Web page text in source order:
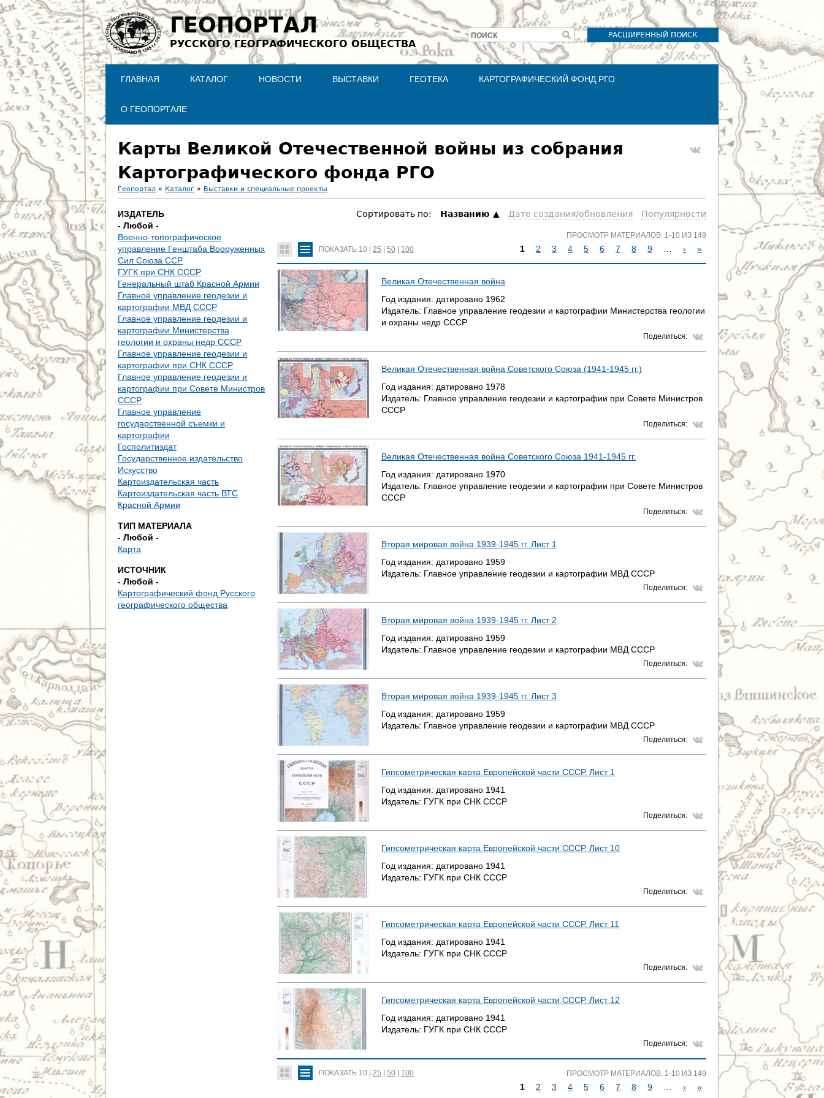
Jump to navigation
ГЕОПОРТАЛ
РУССКОГО ГЕОГРАФИЧЕСКОГО ОБЩЕСТВА
РАСШИРЕННЫЙ ПОИСК
Форма
поиска
ПОИСК
ГЛАВНАЯ КАТАЛОГ НОВОСТИ ВЫСТАВКИ ГЕОТЕКА КАРТОГРАФИЧЕСКИЙ ФОНД РГО
О ГЕОПОРТАЛЕ
Карты Великой Отечественной войны из собрания
Картографического фонда РГО
В
ы
з
д
е
с
ь
Геопортал » Каталог » Выставки и специальные проекты
ИЗДАТЕЛЬ
- Любой -
Военно-топографическое
управление Генштаба Вооруженных
Сил Союза ССР
ГУГК при СНК СССР
Генеральный штаб Красной Армии
Главное управление геодезии и
картографии МВД СССР
Главное управление геодезии и
картографии Министерства
геологии и охраны недр СССР
Главное управление геодезии и
картографии при СНК СССР
Главное управление геодезии и
картографии при Совете Министров
СССР
Главное управление
государственной съемки и
картографии
Госполитиздат
Государственное издательство
Искусство
Картоиздательская часть
Картоиздательская часть ВТС
Красной Армии
ТИП МАТЕРИАЛА
- Любой -
Карта
ИСТОЧНИК
- Любой -
Картографический фонд Русского
географического общества
Сортировать по: Hазванию Дате создания/обновления Популярности
ПОКАЗАТЬ 10 25 50 100
ПРОСМОТР МАТЕРИАЛОВ: 1-10 ИЗ 149
С
Р
1 2 3 4 5 6 7 8 9 › »
Великая Отечественная война
Год издания: датировано 1962
Издатель: Главное управление геодезии и картографии Министерства геологии
и охраны недр СССР
Поделиться:
Великая Отечественная война Советского Союза (1941-1945 гг.)
Год издания: датировано 1978
Издатель: Главное управление геодезии и картографии при Совете Министров
СССР
Поделиться:
Великая Отечественная война Советского Союза 1941-1945 гг.
Год издания: датировано 1970
Издатель: Главное управление геодезии и картографии при Совете Министров
СССР
Поделиться:
Вторая мировая война 1939-1945 гг. Лист 1
Год издания: датировано 1959
Издатель: Главное управление геодезии и картографии МВД СССР
Поделиться:
Вторая мировая война 1939-1945 гг. Лист 2
Год издания: датировано 1959
Издатель: Главное управление геодезии и картографии МВД СССР
Поделиться:
Вторая мировая война 1939-1945 гг. Лист 3
Год издания: датировано 1959
Издатель: Главное управление геодезии и картографии МВД СССР
Поделиться:
Гипсометрическая карта Европейской части СССР. Лист 1
Год издания: датировано 1941
Издатель: ГУГК при СНК СССР
Поделиться:
Гипсометрическая карта Европейской части СССР. Лист 10
Год издания: датировано 1941
Издатель: ГУГК при СНК СССР
Поделиться:
Гипсометрическая карта Европейской части СССР. Лист 11
Год издания: датировано 1941
Издатель: ГУГК при СНК СССР
Поделиться:
Гипсометрическая карта Европейской части СССР. Лист 12
Год издания: датировано 1941
Издатель: ГУГК при СНК СССР
Поделиться:
ПОКАЗАТЬ 10 25 50 100 ПРОСМОТР МАТЕРИАЛОВ: 1-10 ИЗ 149
1 2 3 4 5 6 7 8 9 › »